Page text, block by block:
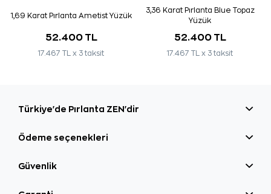
1,69 Karat Pırlanta Ametist Yüzük
52.400 TL
17.467 TL x 3 taksit
3,36 Karat Pırlanta Blue Topaz
Yüzük
52.400 TL
17.467 TL x 3 taksit
Türkiye'de Pırlanta ZEN'dir
Ödeme seçenekleri
Güvenlik